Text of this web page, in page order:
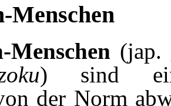
Menschen
Menschen
) sind
der Norm